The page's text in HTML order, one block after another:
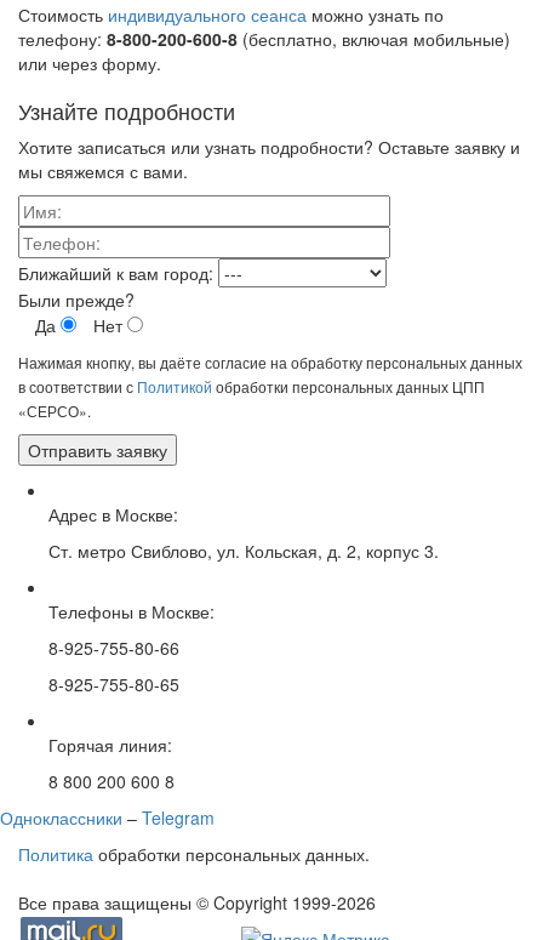
Стоимость индивидуального сеанса можно узнать по
телефону: 8-800-200-600-8 (бесплатно, включая мобильные)
или через форму.
Узнайте подробности
Хотите записаться или узнать подробности? Оставьте заявку и
мы свяжемся с вами.
Ближайший к вам город:
Были прежде?
Да
Нет
Нажимая кнопку, вы даёте согласие на обработку персональных данных
в соответствии с Политикой обработки персональных данных ЦПП
«СЕРСО».
Адрес в Москве:
Ст. метро Свиблово, ул. Кольская, д. 2, корпус 3.
Телефоны в Москве:
8-925-755-80-66
8-925-755-80-65
Горячая линия:
8 800 200 600 8
Одноклассники – Telegram
Политика обработки персональных данных.
Все права защищены © Copyright 1999-2026